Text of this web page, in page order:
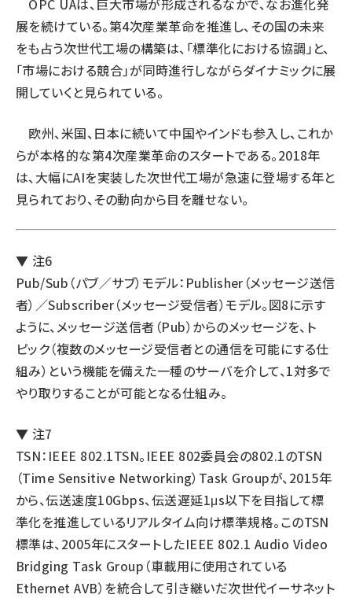
OPC UAは、巨大市場が形成されるなかで、なお進化発
展を続けている。第4次産業革命を推進し、その国の未来
をも占う次世代工場の構築は、「標準化における協調」と、
「市場における競合」が同時進行しながらダイナミックに展
開していくと見られている。
欧州、米国、日本に続いて中国やインドも参入し、これか
らが本格的な第4次産業革命のスタートである。2018年
は、大幅にAIを実装した次世代工場が急速に登場する年と
見られており、その動向から目を離せない。
▼ 注6
Pub/Sub（パブ／サブ）モデル：Publisher（メッセージ送信
者）／Subscriber（メッセージ受信者）モデル。図8に示す
ように、メッセージ送信者（Pub）からのメッセージを、ト
ピック（複数のメッセージ受信者との通信を可能にする仕
組み）という機能を備えた一種のサーバを介して、1対多で
やり取りすることが可能となる仕組み。
▼ 注7
TSN：IEEE 802.1TSN。IEEE 802委員会の802.1のTSN
（Time Sensitive Networking）Task Groupが、2015年
から、伝送速度10Gbps、伝送遅延1μs以下を目指して標
準化を推進しているリアルタイム向け標準規格。このTSN
標準は、2005年にスタートしたIEEE 802.1 Audio Video
Bridging Task Group（車載用に使用されている
Ethernet AVB）を統合して引き継いだ次世代イーサネット